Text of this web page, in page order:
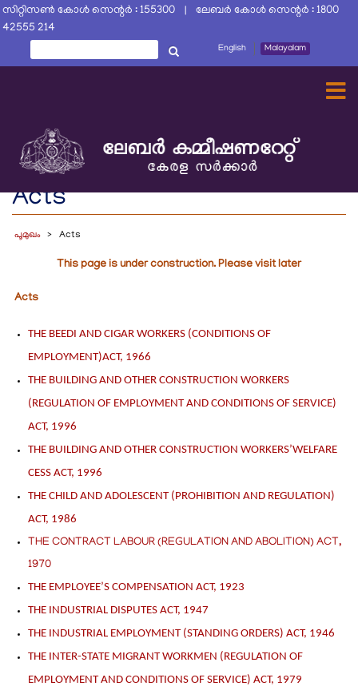
Skip
to
content
സിറ്റിസൺ കോൾ സെന്റർ : 155300 | ലേബർ കോൾ സെന്റർ : 1800
42555 214
തിരയൂ English Malayalam
Acts
പൂമുഖം Acts
This page is under construction. Please visit later
Acts
THE BEEDI AND CIGAR WORKERS (CONDITIONS OF
EMPLOYMENT)ACT, 1966
THE BUILDING AND OTHER CONSTRUCTION WORKERS
(REGULATION OF EMPLOYMENT AND CONDITIONS OF SERVICE)
ACT, 1996
THE BUILDING AND OTHER CONSTRUCTION WORKERS’WELFARE
CESS ACT, 1996
THE CHILD AND ADOLESCENT (PROHIBITION AND REGULATION)
ACT, 1986
THE CONTRACT LABOUR (REGULATION AND ABOLITION) ACT,
1970
THE EMPLOYEE’S COMPENSATION ACT, 1923
THE INDUSTRIAL DISPUTES ACT, 1947
THE INDUSTRIAL EMPLOYMENT (STANDING ORDERS) ACT, 1946
THE INTER-STATE MIGRANT WORKMEN (REGULATION OF
EMPLOYMENT AND CONDITIONS OF SERVICE) ACT, 1979